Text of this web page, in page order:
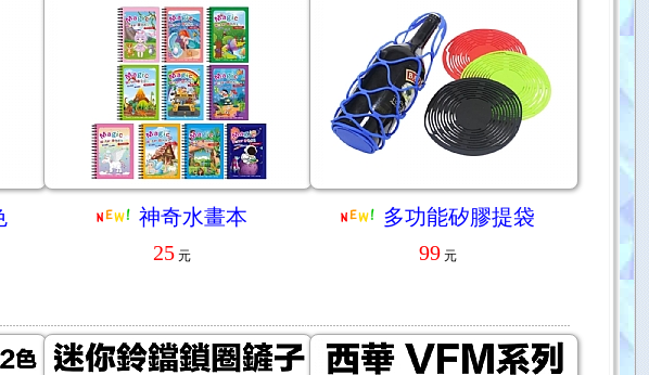
神奇水畫本
25元
多功能矽膠提袋
99元